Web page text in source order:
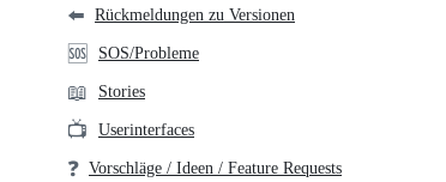
⬅️ Rückmeldungen zu Versionen
🆘 SOS/Probleme
📖 Stories
📺 Userinterfaces
❓ Vorschläge / Ideen / Feature Requests